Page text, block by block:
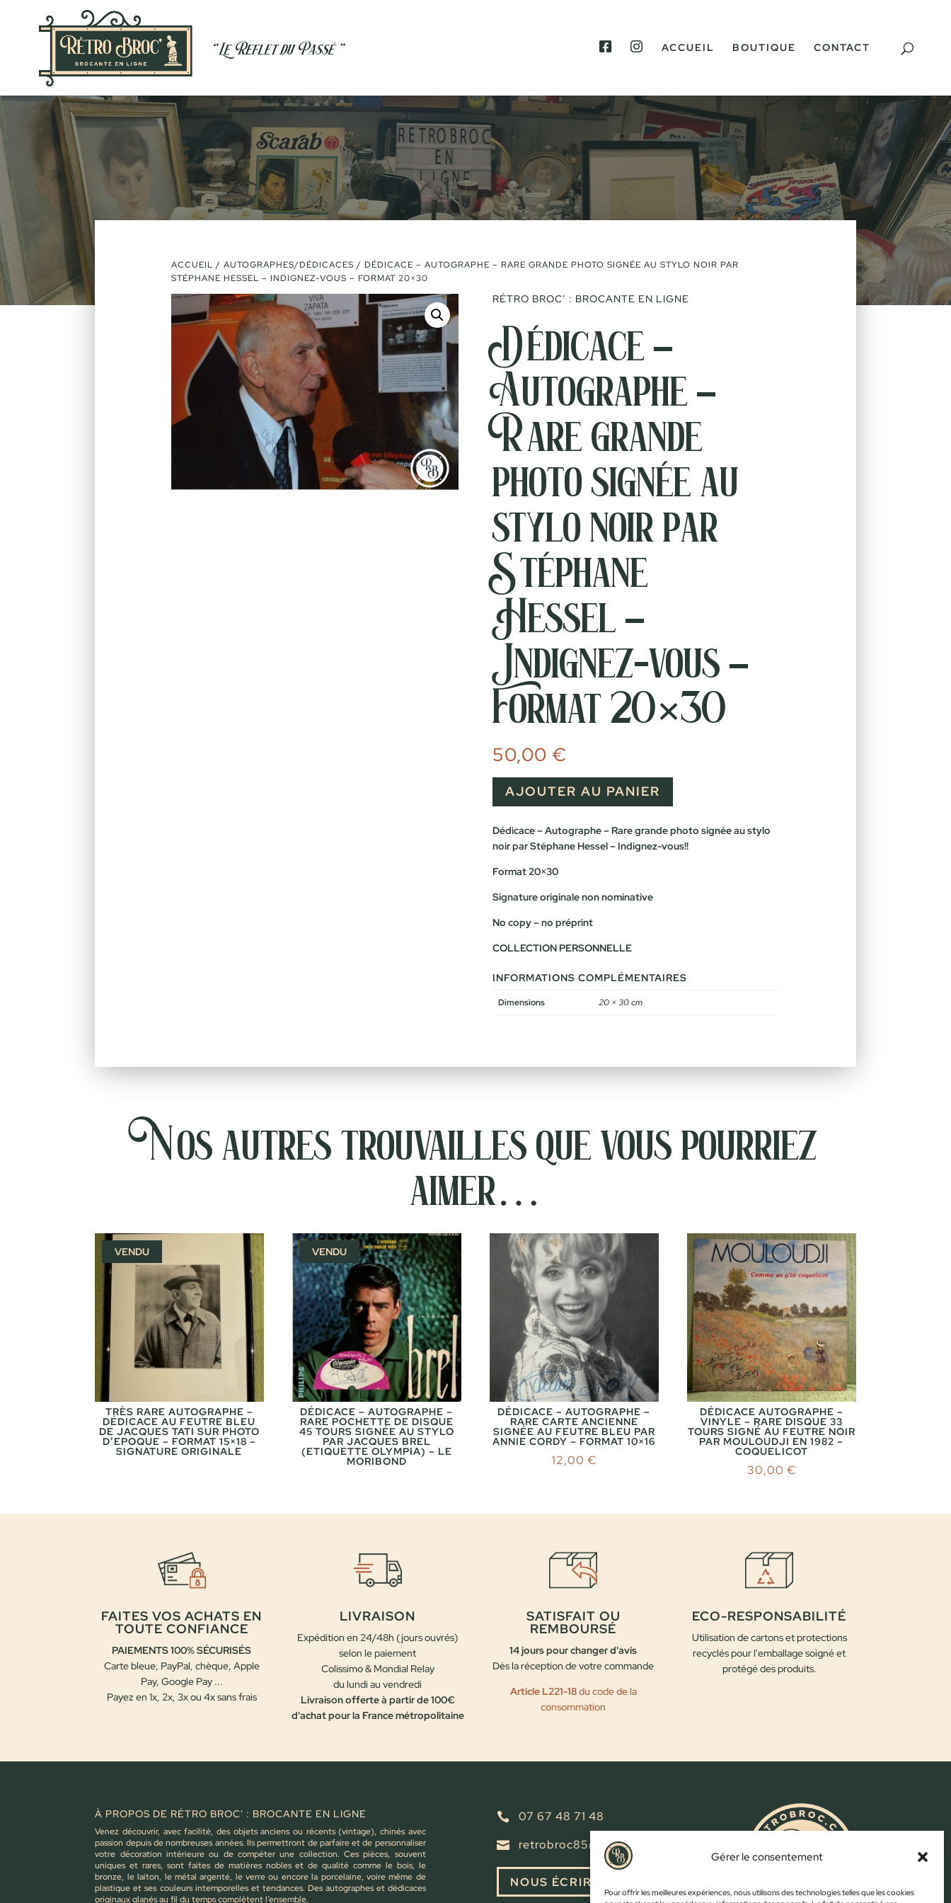
Gérer le consentement
Pour offrir les meilleures expériences, nous utilisons des technologies telles que les cookies
O
K
G
R
A
M
ACCUEIL BOUTIQUE CONTACT
ACCUEIL / AUTOGRAPHES/DÉDICACES / DÉDICACE – AUTOGRAPHE – RARE GRANDE PHOTO SIGNÉE AU STYLO NOIR PAR
STÉPHANE HESSEL – INDIGNEZ-VOUS – FORMAT 20×30
RÉTRO BROC’ : BROCANTE EN LIGNE
Dédicace –
Autographe –
Rare grande
photo signée au
stylo noir par
Stéphane
Hessel –
Indignez-vous –
Format 20×30
50,00 €
AJOUTER AU PANIER
Dédicace – Autographe – Rare grande photo signée au stylo
noir par Stéphane Hessel – Indignez-vous!!
Format 20×30
Signature originale non nominative
No copy – no préprint
COLLECTION PERSONNELLE
INFORMATIONS COMPLÉMENTAIRES
Dimensions 20 × 30 cm
Nos autres trouvailles que vous pourriez
aimer…
VENDU
TRÈS RARE AUTOGRAPHE –
DÉDICACE AU FEUTRE BLEU
DE JACQUES TATI SUR PHOTO
D’EPOQUE – FORMAT 15×18 –
SIGNATURE ORIGINALE
VENDU
DÉDICACE – AUTOGRAPHE –
RARE POCHETTE DE DISQUE
45 TOURS SIGNÉE AU STYLO
PAR JACQUES BREL
(ETIQUETTE OLYMPIA) – LE
MORIBOND
DÉDICACE – AUTOGRAPHE –
RARE CARTE ANCIENNE
SIGNÉE AU FEUTRE BLEU PAR
ANNIE CORDY – FORMAT 10×16
12,00 €
DÉDICACE AUTOGRAPHE –
VINYLE – RARE DISQUE 33
TOURS SIGNÉ AU FEUTRE NOIR
PAR MOULOUDJI EN 1982 –
COQUELICOT
30,00 €
FAITES VOS ACHATS EN
TOUTE CONFIANCE
PAIEMENTS 100% SÉCURISÉS
Carte bleue, PayPal, chèque, Apple
Pay, Google Pay ...
Payez en 1x, 2x, 3x ou 4x sans frais
LIVRAISON
Expédition en 24/48h (jours ouvrés)
selon le paiement
Colissimo & Mondial Relay
du lundi au vendredi
Livraison offerte à partir de 100€
d'achat pour la France métropolitaine
SATISFAIT OU
REMBOURSÉ
14 jours pour changer d'avis
Dès la réception de votre commande
Article L221-18du code de la
consommation
ECO-RESPONSABILITÉ
Utilisation de cartons et protections
recyclés pour l'emballage soigné et
protégé des produits.
À PROPOS DE RÉTRO BROC' : BROCANTE EN LIGNE
Venez découvrir, avec facilité, des objets anciens ou récents (vintage), chinés avec
passion depuis de nombreuses années. Ils permettront de parfaire et de personnaliser
votre décoration intérieure ou de compéter une collection. Ces pièces, souvent
uniques et rares, sont faites de matières nobles et de qualité comme le bois, le
bronze, le laiton, le métal argenté, le verre ou encore la porcelaine, voire même de
plastique et ses couleurs intemporelles et tendances. Des autographes et dédicaces
originaux glanés au fil du temps complètent l’ensemble.
 07 67 48 71 48
 retrobroc85@gmail.com
NOUS ÉCRIRE